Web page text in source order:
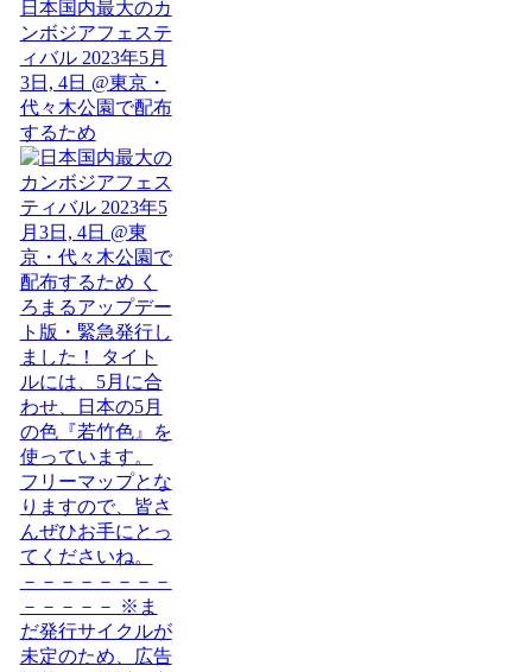
日本国内最大のカ
ンボジアフェステ
ィバル 2023年5月
3日, 4日 @東京・
代々木公園で配布
するため